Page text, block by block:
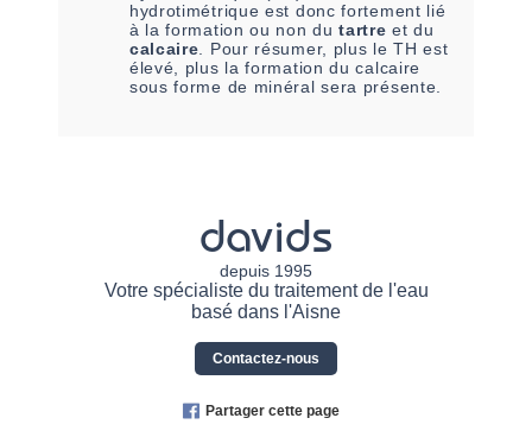
hydrotimétrique est donc fortement lié
à la formation ou non dutartre et du
calcaire . Pour résumer, plus le TH est
élevé, plus la formation du calcaire
sous forme de minéral sera présente.
davids
depuis 1995
Votre spécialiste du traitement de l'eau
basé dans l'Aisne
Contactez-nous
Partager cette page